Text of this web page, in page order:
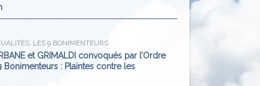
, LES 9 BONIMENTEURS
et GRIMALDI convoqués par l’Ordre
Bonimenteurs : Plaintes contre les